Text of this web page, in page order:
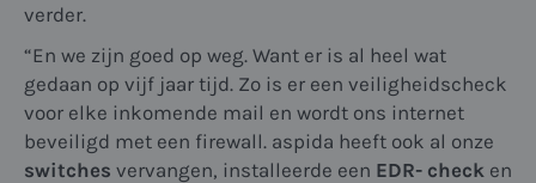
verder.
“En we zijn goed op weg. Want er is al heel wat
gedaan op vijf jaar tijd. Zo is er een veiligheidscheck
voor elke inkomende mail en wordt ons internet
beveiligd met een firewall. aspida heeft ook al onze
switches vervangen, installeerde een EDR- check en